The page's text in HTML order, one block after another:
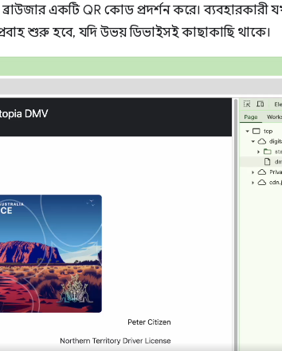
একটি QR কোড প্রদর্শন করে। ব্যবহারকারী
শুরু হবে, যদি উভয় ডিভাইসই কাছাকাছি থাকে।